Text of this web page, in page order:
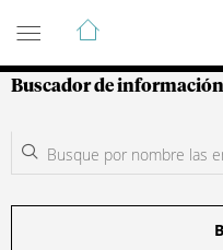
Guía de
Buscador de